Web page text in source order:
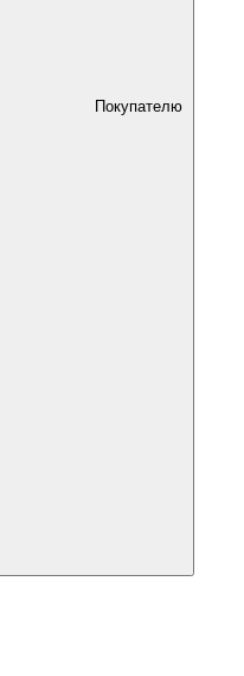
Покупателю